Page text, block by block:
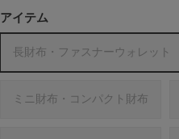
アイテム
長財布・ファスナーウォレット
ミニ財布・コンパクト財布